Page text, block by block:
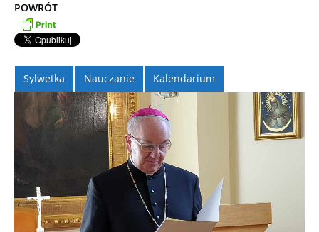
POWRÓT
Sylwetka Nauczanie Kalendarium